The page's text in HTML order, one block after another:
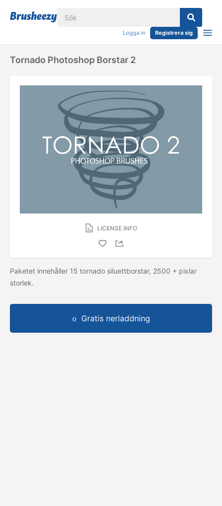
Logga in Registrera sig
Tornado Photoshop Borstar 2
LICENSE INFO
Paketet innehåller 15 tornado siluettborstar, 2500 + pixlar
storlek.
Gratis nerladdning